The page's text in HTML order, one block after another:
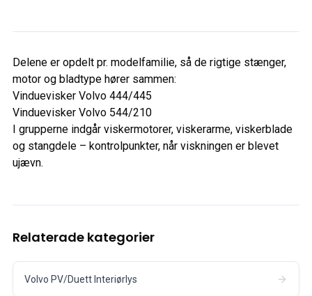
Delene er opdelt pr. modelfamilie, så de rigtige stænger,
motor og bladtype hører sammen:
Vinduevisker Volvo 444/445
Vinduevisker Volvo 544/210
I grupperne indgår viskermotorer, viskerarme, viskerblade
og stangdele – kontrolpunkter, når viskningen er blevet
ujævn.
Relaterade kategorier
Volvo PV/Duett Interiørlys